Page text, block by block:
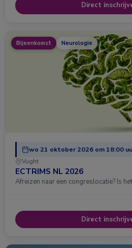
Direct
Bijeenkomst Neurologie
wo 21 oktober 2026 om 18:00
Vught
ECTRIMS NL 2026
Afreizen naar een congreslocatie? Is
Direct